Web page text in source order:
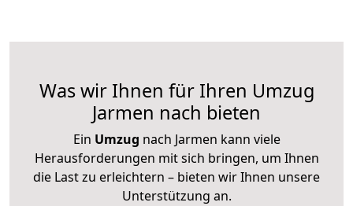
Was wir Ihnen für Ihren Umzug
Jarmen nach bieten
Ein Umzug nach Jarmen kann viele
Herausforderungen mit sich bringen, um Ihnen
die Last zu erleichtern – bieten wir Ihnen unsere
Unterstützung an.